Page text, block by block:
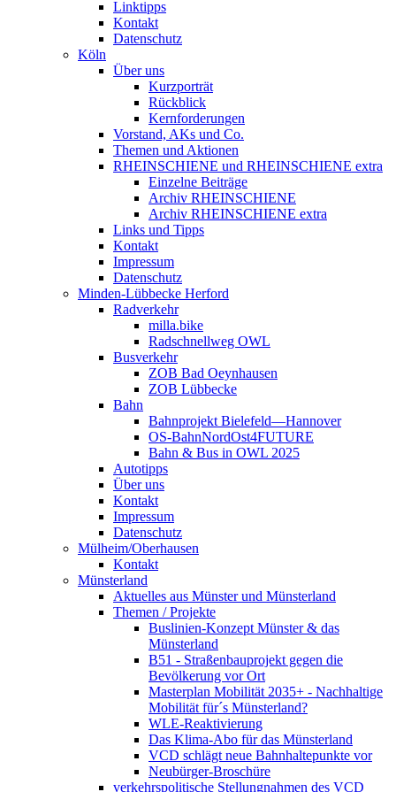
Linktipps
Kontakt
Datenschutz
Köln
Über uns
Kurzporträt
Rückblick
Kernforderungen
Vorstand, AKs und Co.
Themen und Aktionen
RHEINSCHIENE und RHEINSCHIENE extra
Einzelne Beiträge
Archiv RHEINSCHIENE
Archiv RHEINSCHIENE extra
Links und Tipps
Kontakt
Impressum
Datenschutz
Minden-Lübbecke Herford
Radverkehr
milla.bike
Radschnellweg OWL
Busverkehr
ZOB Bad Oeynhausen
ZOB Lübbecke
Bahn
Bahnprojekt Bielefeld—Hannover
OS-BahnNordOst4FUTURE
Bahn & Bus in OWL 2025
Autotipps
Über uns
Kontakt
Impressum
Datenschutz
Mülheim/Oberhausen
Kontakt
Münsterland
Aktuelles aus Münster und Münsterland
Themen / Projekte
Buslinien-Konzept Münster & das
Münsterland
B51 - Straßenbauprojekt gegen die
Bevölkerung vor Ort
Masterplan Mobilität 2035+ - Nachhaltige
Mobilität für´s Münsterland?
WLE-Reaktivierung
Das Klima-Abo für das Münsterland
VCD schlägt neue Bahnhaltepunkte vor
Neubürger-Broschüre
verkehrspolitische Stellungnahmen des VCD